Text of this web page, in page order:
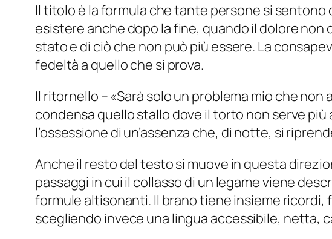
Il titolo è la formula che tante persone si
esistere anche dopo la fine, quando il dolore non
stato e di ciò che non può più essere. La
fedeltà a quello che si prova.
Il ritornello – «Sarà solo un problema mio che
condensa quello stallo dove il torto non serve
l’ossessione di un’assenza che, di notte, si
Anche il resto del testo si muove in questa
passaggi in cui il collasso di un legame viene
formule altisonanti. Il brano tiene insieme
scegliendo invece una lingua accessibile, netta,